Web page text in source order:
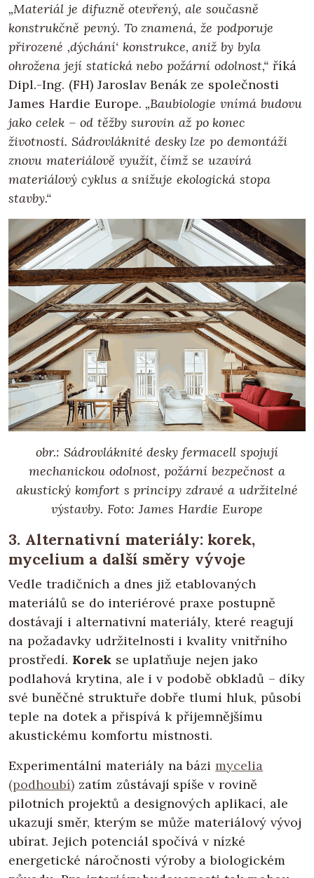
„Materiál je difuzně otevřený, ale současně
konstrukčně pevný. To znamená, že podporuje
přirozené ‚dýchání‘ konstrukce, aniž by byla
ohrožena její statická nebo požární odolnost,“ říká
Dipl.-Ing. (FH) Jaroslav Benák ze společnosti
James Hardie Europe. „Baubiologie vnímá budovu
jako celek – od těžby surovin až po konec
životnosti. Sádrovláknité desky lze po demontáži
znovu materiálově využít, čímž se uzavírá
materiálový cyklus a snižuje ekologická stopa
stavby.“
obr.: Sádrovláknité desky fermacell spojují
mechanickou odolnost, požární bezpečnost a
akustický komfort s principy zdravé a udržitelné
výstavby. Foto: James Hardie Europe
3. Alternativní materiály: korek,
mycelium a další směry vývoje
Vedle tradičních a dnes již etablovaných
materiálů se do interiérové praxe postupně
dostávají i alternativní materiály, které reagují
na požadavky udržitelnosti i kvality vnitřního
prostředí. Korekse uplatňuje nejen jako
podlahová krytina, ale i v podobě obkladů – díky
své buněčné struktuře dobře tlumí hluk, působí
teple na dotek a přispívá k příjemnějšímu
akustickému komfortu místnosti.
Experimentální materiály na bázimycelia
(podhoubí) zatím zůstávají spíše v rovině
pilotních projektů a designových aplikací, ale
ukazují směr, kterým se může materiálový vývoj
ubírat. Jejich potenciál spočívá v nízké
energetické náročnosti výroby a biologickém